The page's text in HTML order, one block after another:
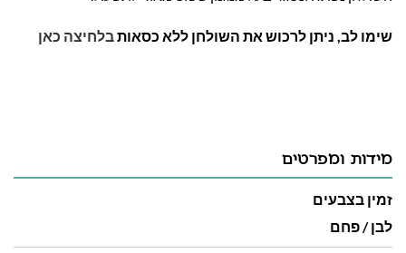
שימו לב, ניתן לרכוש את השולחן ללא כסאותבלחיצה כאן
מידות ומפרטים
זמין בצבעים
לבן / פחם